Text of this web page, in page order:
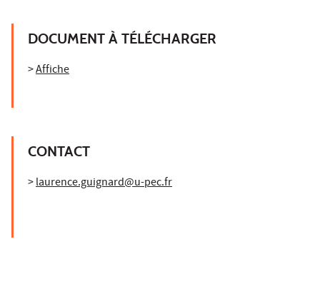
DOCUMENT À TÉLÉCHARGER
>Affiche
CONTACT
>laurence.guignard@u-pec.fr